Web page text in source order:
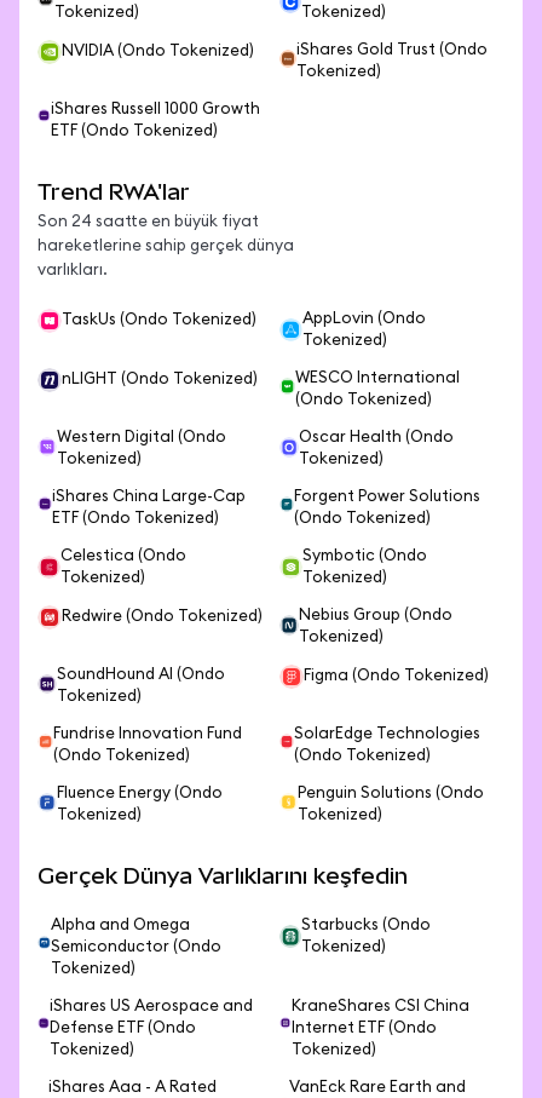
Tokenized)
Tokenized)
NVIDIA (Ondo Tokenized)
iShares Gold Trust (Ondo
Tokenized)
iShares Russell 1000 Growth
ETF (Ondo Tokenized)
Trend RWA'lar
Son 24 saatte en büyük fiyat
hareketlerine sahip gerçek dünya
varlıkları.
TaskUs (Ondo Tokenized)
AppLovin (Ondo
Tokenized)
nLIGHT (Ondo Tokenized)
WESCO International
(Ondo Tokenized)
Western Digital (Ondo
Tokenized)
Oscar Health (Ondo
Tokenized)
iShares China Large-Cap
ETF (Ondo Tokenized)
Forgent Power Solutions
(Ondo Tokenized)
Celestica (Ondo
Tokenized)
Symbotic (Ondo
Tokenized)
Redwire (Ondo Tokenized)
Nebius Group (Ondo
Tokenized)
SoundHound AI (Ondo
Tokenized)
Figma (Ondo Tokenized)
Fundrise Innovation Fund
(Ondo Tokenized)
SolarEdge Technologies
(Ondo Tokenized)
Fluence Energy (Ondo
Tokenized)
Penguin Solutions (Ondo
Tokenized)
Gerçek Dünya Varlıklarını keşfedin
Alpha and Omega
Semiconductor (Ondo
Tokenized)
Starbucks (Ondo
Tokenized)
iShares US Aerospace and
Defense ETF (Ondo
Tokenized)
KraneShares CSI China
Internet ETF (Ondo
Tokenized)
iShares Aaa - A Rated
VanEck Rare Earth and